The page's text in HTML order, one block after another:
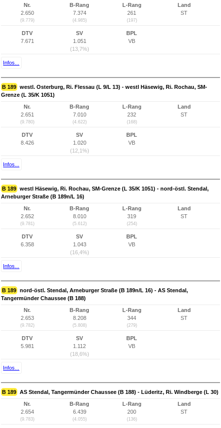
Nr.
2.650
(9.779)
B-Rang
7.374
(4.985)
L-Rang
261
(197)
Land
ST
DTV
7.671
SV
1.051
(13,7%)
BPL
VB
Infos...
B 189 westl. Osterburg, Ri. Flessau (L 9/L 13) - westl Häsewig, Ri. Rochau, SM-
Grenze (L 35/K 1051)
Nr.
2.651
(9.780)
B-Rang
7.010
(4.622)
L-Rang
232
(168)
Land
ST
DTV
8.426
SV
1.020
(12,1%)
BPL
VB
Infos...
B 189 westl Häsewig, Ri. Rochau, SM-Grenze (L 35/K 1051) - nord-östl. Stendal,
Arneburger Straße (B 189n/L 16)
Nr.
2.652
(9.781)
B-Rang
8.010
(5.612)
L-Rang
319
(254)
Land
ST
DTV
6.358
SV
1.043
(16,4%)
BPL
VB
Infos...
B 189 nord-östl. Stendal, Arneburger Straße (B 189n/L 16) - AS Stendal,
Tangermünder Chaussee (B 188)
Nr.
2.653
(9.782)
B-Rang
8.208
(5.808)
L-Rang
344
(279)
Land
ST
DTV
5.981
SV
1.112
(18,6%)
BPL
VB
Infos...
B 189 AS Stendal, Tangermünder Chaussee (B 188) - Lüderitz, Ri. Windberge (L 30)
Nr.
2.654
(9.783)
B-Rang
6.439
(4.055)
L-Rang
200
(136)
Land
ST